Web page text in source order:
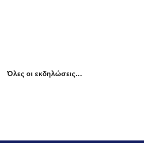
Όλες οι εκδηλώσεις…